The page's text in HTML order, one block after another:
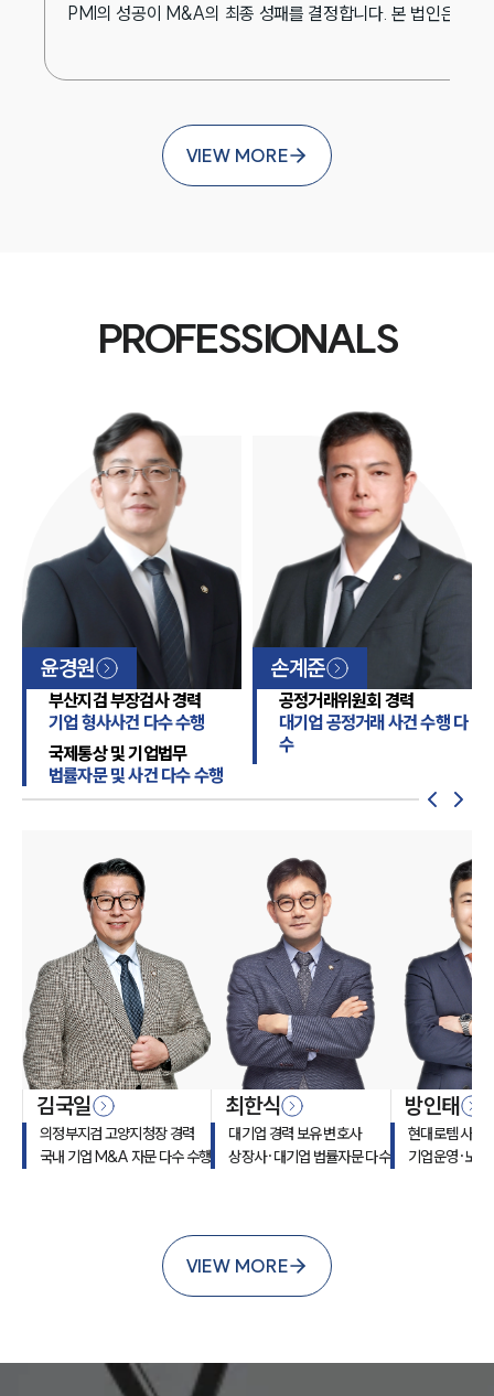
꼽힙니다. 코트라는 중국 기업들이 AI 기술을 활용
서 소비자의 선택을 받고 있다고 분석합니다.즉, 과
최근에는 품질과 기술력을 갖춘 중국 브랜드를 선
택하는 소비자가 늘어나고 있다는 평가입니다. 국
수출 품목도 성장 가능성을 키우고 있습니다.대한
무역투자진흥공사(KOTRA)에 따르면 2025년 한
으며, 2026년 1~5월 수출액도 전년 동기 대비 증
가세를 보였습니다. 특히 화장품과 식품이 전체 소
비재 수출의 상당 부분을 차지하며 중국 시장에서
꾸준한 수요를 이어가고 있는 것으로 나타났습니
다.품목비중화장품38%식품36%생활용품17%
패션6%의약품3%중국 소비시장의 변화는 새로
운 사업 기회를 제공하는 동시에 기업이 검토해야
할 요소도 늘리고 있습니다. 소비 트렌드에 맞는 제
품을 출시하는 것만으로는 시장 경쟁력을 확보하
기 어렵기 때문에 시장 환경과 규제 변화까지 함께
고려한 전략 수립이 중요합니다. 특히 중국은 제품
인증과 광고 규제, 지식재산권 보호 등 기업 활동과
관련된 제도가 지속적으로 변화하는 만큼 진출 전
항시장조사 및 소비자 분석• 소비 트렌드와 경쟁 브
랜드 분석• 현지 유통채널 및 판매 플랫폼 검토제품
인증 및 규제 확인• 품목별 인증 및 허가 요건 검토•
표시·광고 규제 및 통관 기준 확인지식재산권 보호
• 상표·디자인 선등록 여부 확인• 브랜드 모방 및
침해 대응 체계 마련계약 및 거래 구조 검토• 유통·
공급계약 조건 검토• 현지 파트너와의 권리·의무
명확화법무법인 대륜, 중국 시장 진출을 위한 원스
톱 기업 자문 대한민국 9위 로펌 법무법인 대륜
(2025년 국세청 부가가치세 신고 기준)은 중국 시
니다. 또한 중국 현지 로펌과의 업무협약(MOU)을
기반으로 현지 법률 이슈에도 신속하게 대응하고
과정을 지원합니다. <div class="box2">▶ 중국
PMI의 성공이 M&A의 최종 성패를 결정합니다. 본 법인은 인
VIEW MORE
PROFESSIONALS
윤경원
부산지검 부장검사 경력
기업 형사사건 다수 수행
국제통상 및 기업법무
법률자문 및 사건 다수 수행
손계준
공정거래위원회 경력
대기업 공정거래 사건 수행 다
수
김국일
의정부지검 고양지청장 경력
국내 기업 M&A 자문 다수 수행
최한식
대기업 경력 보유 변호사
상장사·대기업 법률자문 다수
방인태
현대로템 사내
기업운영·노
VIEW MORE